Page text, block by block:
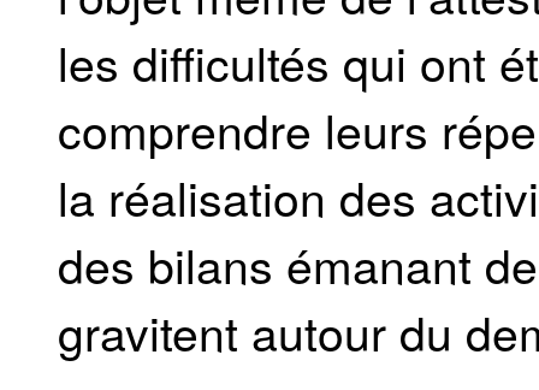
les difficultés qui ont
comprendre leurs
la réalisation des
des bilans émanant
gravitent autour du